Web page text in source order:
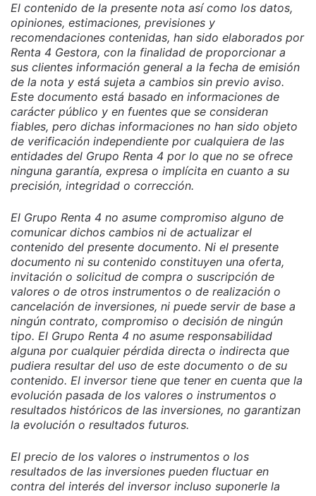
El contenido de la presente nota así como los datos,
opiniones, estimaciones, previsiones y
recomendaciones contenidas, han sido elaborados por
Renta 4 Gestora, con la finalidad de proporcionar a
sus clientes información general a la fecha de emisión
de la nota y está sujeta a cambios sin previo aviso.
Este documento está basado en informaciones de
carácter público y en fuentes que se consideran
fiables, pero dichas informaciones no han sido objeto
de verificación independiente por cualquiera de las
entidades del Grupo Renta 4 por lo que no se ofrece
ninguna garantía, expresa o implícita en cuanto a su
precisión, integridad o corrección.
El Grupo Renta 4 no asume compromiso alguno de
comunicar dichos cambios ni de actualizar el
contenido del presente documento. Ni el presente
documento ni su contenido constituyen una oferta,
invitación o solicitud de compra o suscripción de
valores o de otros instrumentos o de realización o
cancelación de inversiones, ni puede servir de base a
ningún contrato, compromiso o decisión de ningún
tipo. El Grupo Renta 4 no asume responsabilidad
alguna por cualquier pérdida directa o indirecta que
pudiera resultar del uso de este documento o de su
contenido. El inversor tiene que tener en cuenta que la
evolución pasada de los valores o instrumentos o
resultados históricos de las inversiones, no garantizan
la evolución o resultados futuros.
El precio de los valores o instrumentos o los
resultados de las inversiones pueden fluctuar en
contra del interés del inversor incluso suponerle la